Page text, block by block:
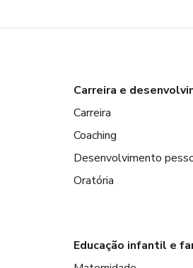
Carreira e
Carreira
Coaching
Desenvolvimento
Oratória
Educação infantil e